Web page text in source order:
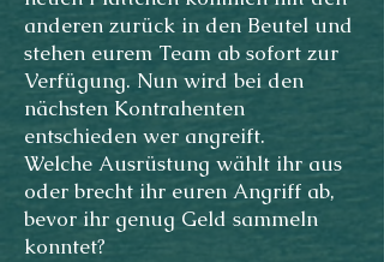
anderen zurück in den Beutel und
stehen eurem Team ab sofort zur
Verfügung. Nun wird bei den
nächsten Kontrahenten
entschieden wer angreift.
Welche Ausrüstung wählt ihr aus
oder brecht ihr euren Angriff ab,
bevor ihr genug Geld sammeln
konntet?